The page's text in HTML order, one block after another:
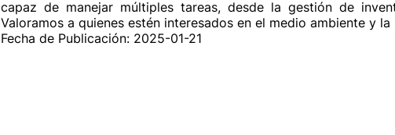
capaz de manejar múltiples tareas, desde la gestión de
Valoramos a quienes estén interesados en el medio ambiente y
Fecha de Publicación: 2025-01-21